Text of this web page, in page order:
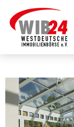
Inhalt
springen